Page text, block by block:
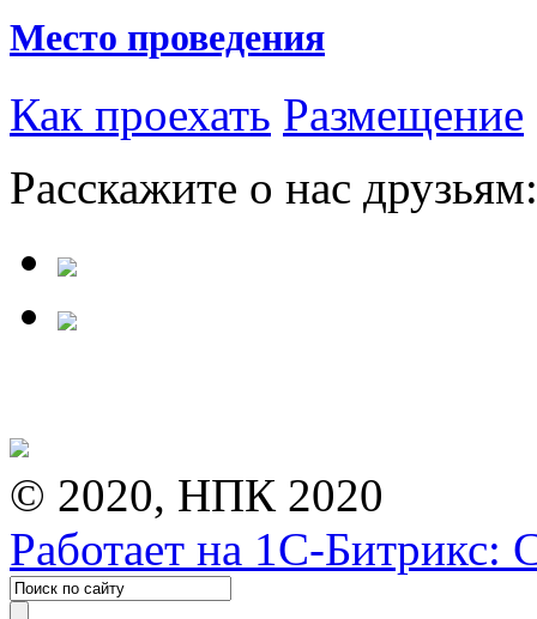
Место проведения
Как проехать Размещение
Расскажите о нас друзьям:
© 2020, НПК 2020
Работает на 1С-Битрикс: